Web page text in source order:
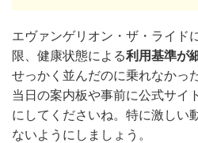
エヴァンゲリオン・ザ・ライド
限、健康状態による利用基準が
せっかく並んだのに乗れなかっ
当日の案内板や事前に公式サイ
にしてくださいね。特に激しい
ないようにしましょう。